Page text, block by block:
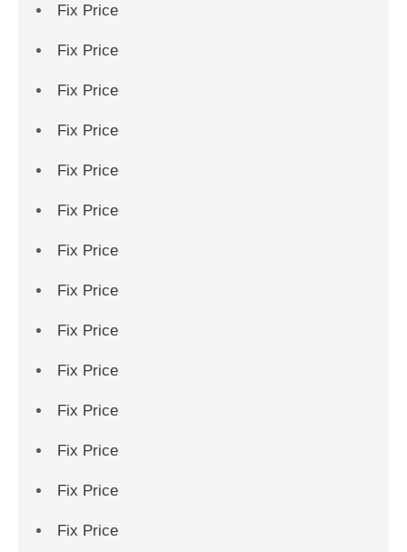
Fix Price
Fix Price
Fix Price
Fix Price
Fix Price
Fix Price
Fix Price
Fix Price
Fix Price
Fix Price
Fix Price
Fix Price
Fix Price
Fix Price